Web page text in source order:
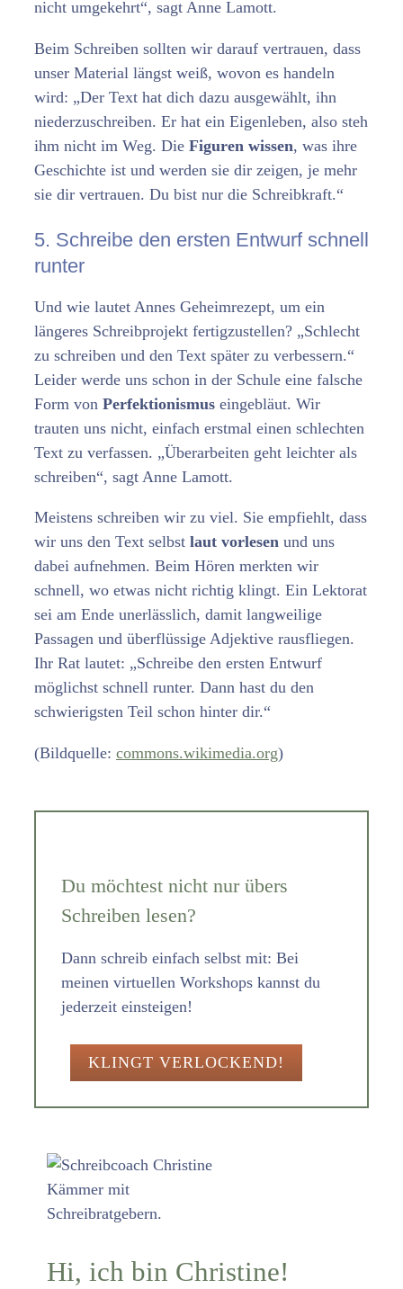
nicht umgekehrt“, sagt Anne Lamott.
Beim Schreiben sollten wir darauf vertrauen, dass
unser Material längst weiß, wovon es handeln
wird: „Der Text hat dich dazu ausgewählt, ihn
niederzuschreiben. Er hat ein Eigenleben, also steh
ihm nicht im Weg. Die Figuren wissen, was ihre
Geschichte ist und werden sie dir zeigen, je mehr
sie dir vertrauen. Du bist nur die Schreibkraft.“
5. Schreibe den ersten Entwurf schnell
runter
Und wie lautet Annes Geheimrezept, um ein
längeres Schreibprojekt fertigzustellen? „Schlecht
zu schreiben und den Text später zu verbessern.“
Leider werde uns schon in der Schule eine falsche
Form von Perfektionismus eingebläut. Wir
trauten uns nicht, einfach erstmal einen schlechten
Text zu verfassen. „Überarbeiten geht leichter als
schreiben“, sagt Anne Lamott.
Meistens schreiben wir zu viel. Sie empfiehlt, dass
wir uns den Text selbst laut vorlesen und uns
dabei aufnehmen. Beim Hören merkten wir
schnell, wo etwas nicht richtig klingt. Ein Lektorat
sei am Ende unerlässlich, damit langweilige
Passagen und überflüssige Adjektive rausfliegen.
Ihr Rat lautet: „Schreibe den ersten Entwurf
möglichst schnell runter. Dann hast du den
schwierigsten Teil schon hinter dir.“
(Bildquelle: commons.wikimedia.org)
Du möchtest nicht nur übers
Schreiben lesen?
Dann schreib einfach selbst mit: Bei
meinen virtuellen Workshops kannst du
jederzeit einsteigen!
KLINGT VERLOCKEND!
Hi, ich bin Christine!